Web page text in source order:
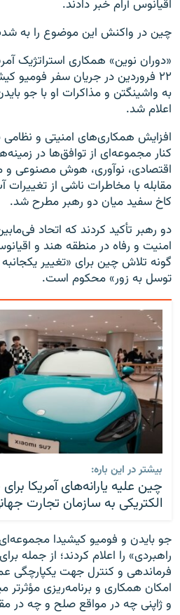
اقیانوس آرام خبر دادند.
چین در واکنش این موضوع را به
«دوران نوین» همکاری استراتژیک
۲۲ فروردین در جریان سفر فومیو
به واشینگتن و مذاکرات او با جو
اعلام شد.
افزایش همکاری‌های امنیتی و
کنار مجموعه‌ای از توافق‌ها در
اقتصادی، نوآوری، هوش مصنوعی و
مقابله با مخاطرات ناشی از
کاخ سفید میان دو رهبر مطرح شد.
دو رهبر تأکید کردند که اتحاد
امنیت و رفاه در منطقه هند و
گونه تلاش چین برای «تغییر
توسل به زور» محکوم است.
بیشتر در این باره:
چین علیه یارانه‌های آمریکا
الکتریکی به سازمان تجارت
جو بایدن و فومیو کیشیدا مجموعه‌ای
راهبردی» را اعلام کردند؛ از جمله
فرماندهی و کنترل جهت یکپارچگی
امکان همکاری و برنامه‌ریزی مؤثرتر
و ژاپنی چه در مواقع صلح و چه در